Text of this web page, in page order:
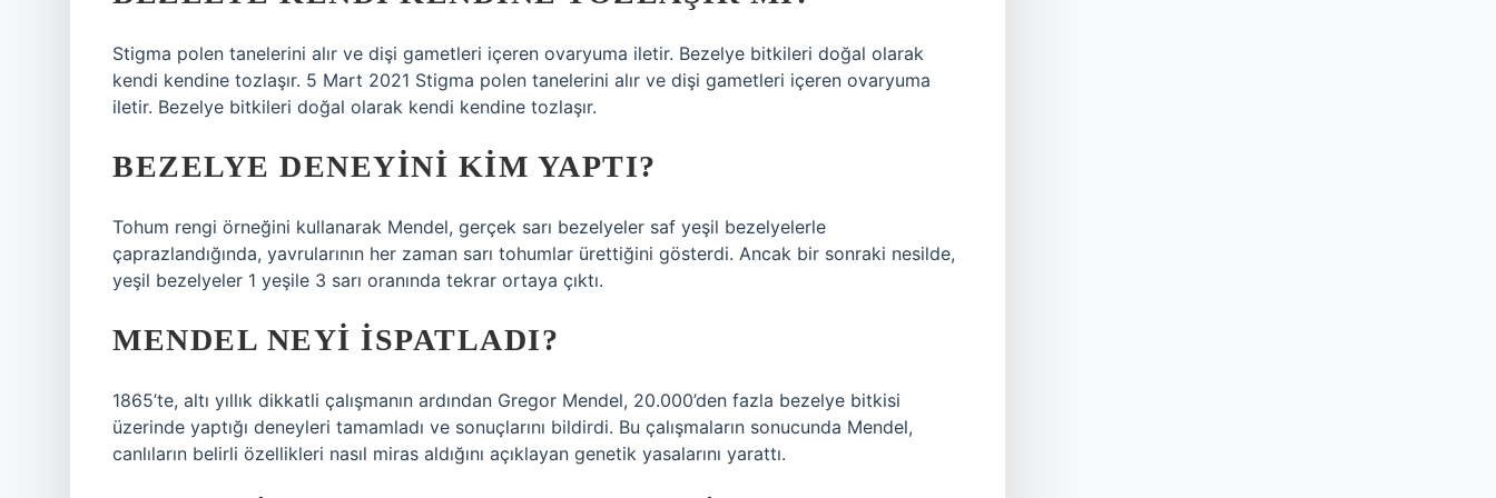
Stigma polen tanelerini alır ve dişi gametleri içeren ovaryuma iletir. Bezelye bitkileri doğal olarak
kendi kendine tozlaşır. 5 Mart 2021 Stigma polen tanelerini alır ve dişi gametleri içeren ovaryuma
iletir. Bezelye bitkileri doğal olarak kendi kendine tozlaşır.
BEZELYE DENEYINI KIM YAPTI?
Tohum rengi örneğini kullanarak Mendel, gerçek sarı bezelyeler saf yeşil bezelyelerle
çaprazlandığında, yavrularının her zaman sarı tohumlar ürettiğini gösterdi. Ancak bir sonraki nesilde,
yeşil bezelyeler 1 yeşile 3 sarı oranında tekrar ortaya çıktı.
MENDEL NEYI ISPATLADI?
1865’te, altı yıllık dikkatli çalışmanın ardından Gregor Mendel, 20.000’den fazla bezelye bitkisi
üzerinde yaptığı deneyleri tamamladı ve sonuçlarını bildirdi. Bu çalışmaların sonucunda Mendel,
canlıların belirli özellikleri nasıl miras aldığını açıklayan genetik yasalarını yarattı.